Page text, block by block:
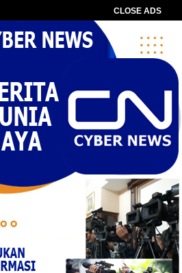
CLOSE ADS